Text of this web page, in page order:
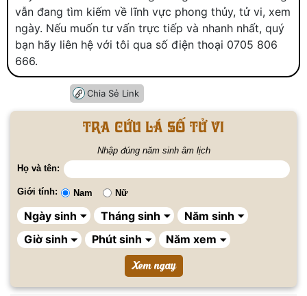
vẫn đang tìm kiếm về lĩnh vực phong thủy, tử vi, xem
ngày. Nếu muốn tư vấn trực tiếp và nhanh nhất, quý
bạn hãy liên hệ với tôi qua số điện thoại 0705 806
666.
Chia Sẻ Link
Tra cứu lá số tử vi
Nhập đúng năm sinh âm lịch
Họ và tên:
Giới tính: Nam Nữ